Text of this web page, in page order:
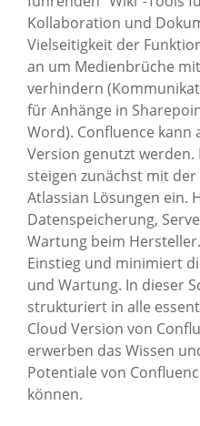
Kollaboration und
Vielseitigkeit der
an um Medienbrüche
verhindern
für Anhänge in
Word). Confluence kann
Version genutzt werden.
steigen zunächst mit
Atlassian Lösungen ein.
Datenspeicherung,
Wartung beim
Einstieg und minimiert
und Wartung. In dieser
strukturiert in alle
Cloud Version von
erwerben das Wissen
Potentiale von
können.